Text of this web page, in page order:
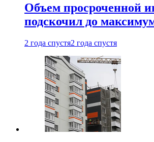
Объем просроченной
подскочил до
2 года спустя2 года спустя